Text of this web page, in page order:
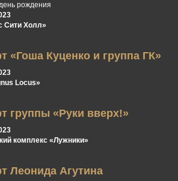
рождения
Сити Холл»
«Гоша Куценко и группа ГК»
Locus»
группы «Руки вверх!»
комплекс «Лужники»
Леонида Агутина